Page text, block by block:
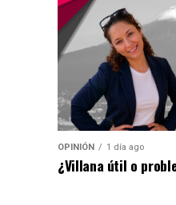
OPINIÓN 1 día ago
¿Villana útil o